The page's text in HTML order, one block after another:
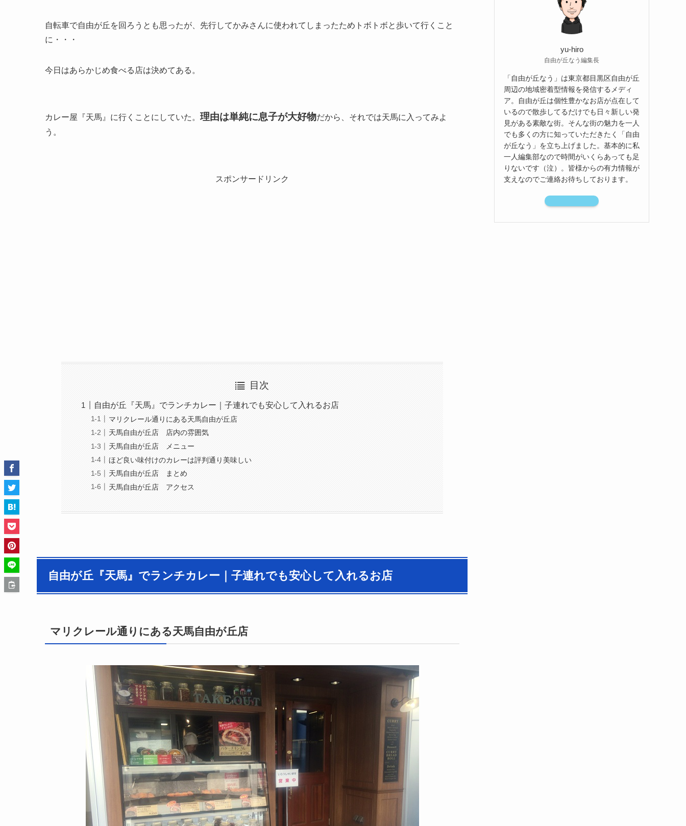
自転車で自由が丘を回ろうとも思ったが、先行してかみさんに使われてしまったためトボトボと歩いて行くこと
に・・・
今日はあらかじめ食べる店は決めてある。
カレー屋『天馬』に行くことにしていた。 理由は単純に息子が大好物だから、それでは天馬に入ってみよ
う。
スポンサードリンク
目次
自由が丘『天馬』でランチカレー｜子連れでも安心して入れるお店
マリクレール通りにある天馬自由が丘店
天馬自由が丘店 店内の雰囲気
天馬自由が丘店 メニュー
ほど良い味付けのカレーは評判通り美味しい
天馬自由が丘店 まとめ
天馬自由が丘店 アクセス
自由が丘『天馬』でランチカレー｜子連れでも安心して入れるお店
マリクレール通りにある天馬自由が丘店
yu-hiro
自由が丘なう編集長
「自由が丘なう」は東京都目黒区自由が丘
周辺の地域密着型情報を発信するメディ
ア。自由が丘は個性豊かなお店が点在して
いるので散歩してるだけでも日々新しい発
見がある素敵な街。そんな街の魅力を一人
でも多くの方に知っていただきたく「自由
が丘なう」を立ち上げました。基本的に私
一人編集部なので時間がいくらあっても足
りないです（泣）。皆様からの有力情報が
支えなのでご連絡お待ちしております。